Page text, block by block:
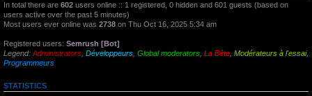
In total there are 602 users online :: 1 registered, 0 hidden and 601 guests (based on
users active over the past 5 minutes)
Most users ever online was 2738 on Thu Oct 16, 2025 5:34 am
Registered users: Semrush [Bot]
Legend: Administrators Développeurs Global moderators La Bête Modérateurs à l'essai,
Programmeurs
STATISTICS